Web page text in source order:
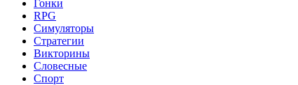
Гонки
RPG
Симуляторы
Стратегии
Викторины
Словесные
Спорт